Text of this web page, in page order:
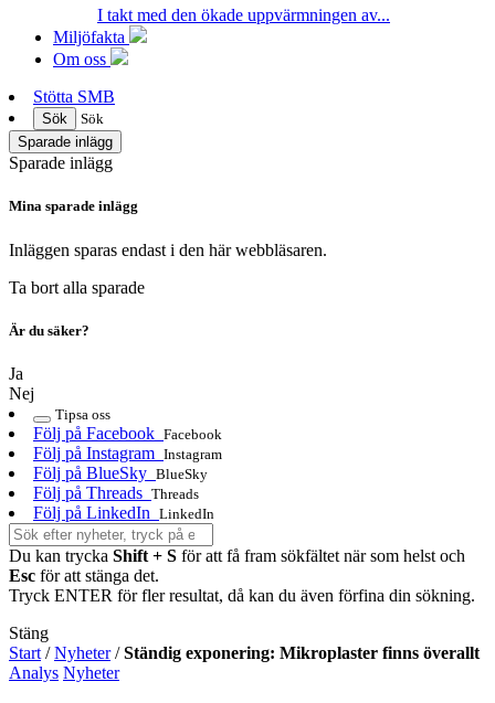
I takt med den ökade uppvärmningen av...
Miljöfakta
Om oss
Stötta SMB
Sök
Sök
Sparade inlägg
Sparade inlägg
Mina sparade inlägg
Inläggen sparas endast i den här webbläsaren.
Ta bort alla sparade
Är du säker?
Ja
Nej
Tipsa oss
Följ på Facebook Facebook
Följ på Instagram Instagram
Följ på BlueSky BlueSky
Följ på Threads Threads
Följ på LinkedIn LinkedIn
Du kan trycka Shift + S för att få fram sökfältet när som helst och
Esc för att stänga det.
Tryck ENTER för fler resultat, då kan du även förfina din sökning.
Stäng
Start /Nyheter/Ständig exponering: Mikroplaster finns överallt
Analys Nyheter